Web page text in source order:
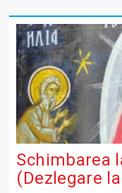
Schimbarea
(Dezlegare